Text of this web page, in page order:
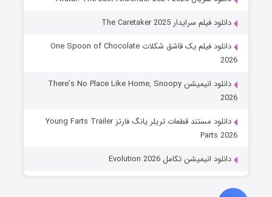
دانلود فیلم سرایدار The Caretaker 2025
دانلود فیلم یک قاشق شکلات One Spoon of Chocolate
2026
دانلود انیمیشن There’s No Place Like Home, Snoopy
2026
دانلود مستند قطعات تریلر یانگ فارتز Young Farts Trailer
Parts 2026
دانلود انیمیشن تکامل Evolution 2026